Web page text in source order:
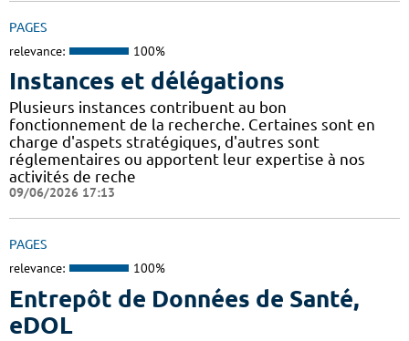
PAGES
relevance: 100%
Instances et délégations
Plusieurs instances contribuent au bon
fonctionnement de la recherche. Certaines sont en
charge d'aspets stratégiques, d'autres sont
réglementaires ou apportent leur expertise à nos
activités de reche
09/06/2026 17:13
PAGES
relevance: 100%
Entrepôt de Données de Santé,
eDOL